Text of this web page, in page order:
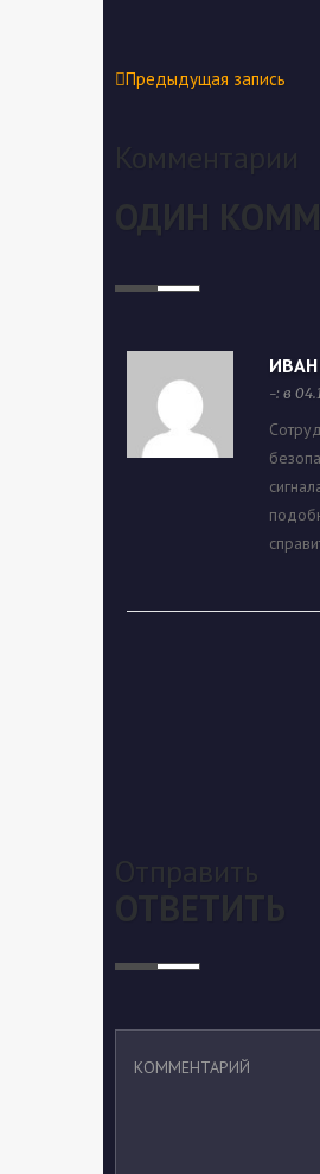
Предыдущая запись
Комментарии
ОДИН
ИВАН
-: в
Отправить
ОТВЕТИТЬ